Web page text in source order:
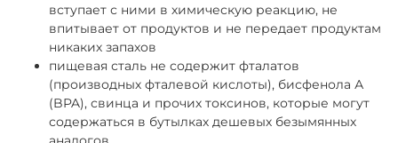
вступает с ними в химическую реакцию, не
впитывает от продуктов и не передает продуктам
никаких запахов
пищевая сталь не содержит фталатов
(производных фталевой кислоты), бисфенола А
(BPA), свинца и прочих токсинов, которые могут
содержаться в бутылках дешевых безымянных